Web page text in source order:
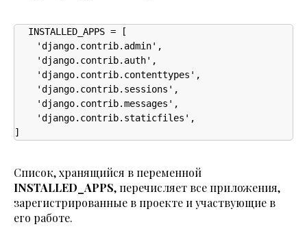
INSTALLED_APPS = [
    'django.contrib.admin',
    'django.contrib.auth',
    'django.contrib.contenttypes',
    'django.contrib.sessions',
    'django.contrib.messages',
    'django.contrib.staticfiles',
]
Список, хранящийся в переменной
INSTALLED_APPS, перечисляет все приложения,
зарегистрированные в проекте и участвующие в
его работе.